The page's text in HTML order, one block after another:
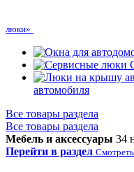
люки»
автомобиля
Все товары раздела
Все товары раздела
Мебель и аксессуары 34
Перейти в раздел